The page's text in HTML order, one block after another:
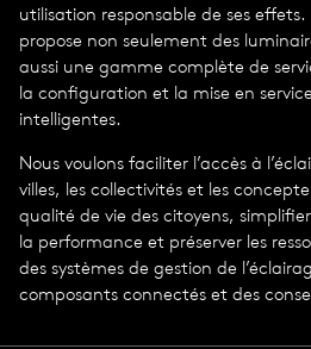
utilisation responsable de ses effets.
propose non seulement des
aussi une gamme complète de
la configuration et la mise en
intelligentes.
Nous voulons faciliter l’accès à
villes, les collectivités et les
qualité de vie des citoyens,
la performance et préserver les
des systèmes de gestion de
composants connectés et des